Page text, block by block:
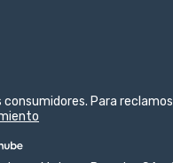
consumidores. Para reclamos